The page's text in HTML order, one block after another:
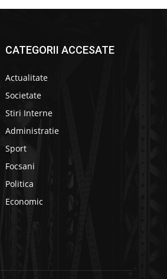
CATEGORII ACCESATE
Actualitate
Societate
Stiri Interne
Administratie
Sport
Focsani
Politica
Economic